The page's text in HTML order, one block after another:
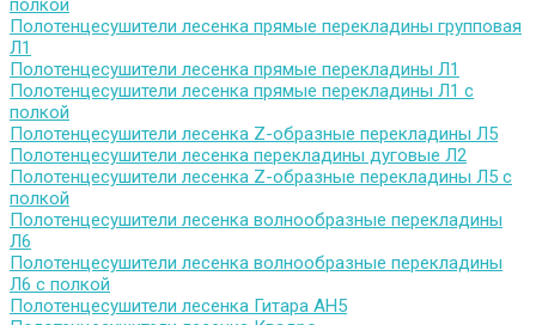
полкой
Полотенцесушители лесенка прямые перекладины групповая
Л1
Полотенцесушители лесенка прямые перекладины Л1
Полотенцесушители лесенка прямые перекладины Л1 с
полкой
Полотенцесушители лесенка Z-образные перекладины Л5
Полотенцесушители лесенка перекладины дуговые Л2
Полотенцесушители лесенка Z-образные перекладины Л5 с
полкой
Полотенцесушители лесенка волнообразные перекладины
Л6
Полотенцесушители лесенка волнообразные перекладины
Л6 с полкой
Полотенцесушители лесенка Гитара АН5